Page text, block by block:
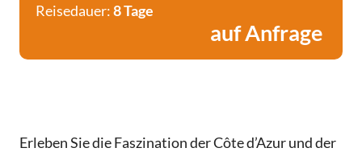
Reisedauer:8 Tage
auf Anfrage
Erleben Sie die Faszination der Côte d’Azur und der